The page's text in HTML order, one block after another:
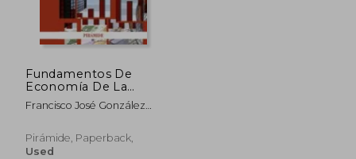
Fundamentos De
Economía De La
Empresa (Economía
Y Empresa)
Francisco José González
Pirámide, Paperback,
Used